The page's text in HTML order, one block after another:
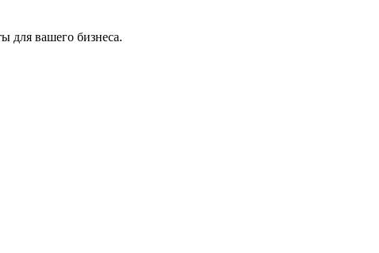
для вашего бизнеса.